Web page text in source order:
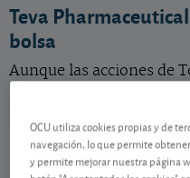
Teva
bolsa
Aunque las acciones de
Teva Pharmaceutical
US8816242098
OCU utiliza cookies propias y de
navegación, lo que permite
y permite mejorar nuestra página